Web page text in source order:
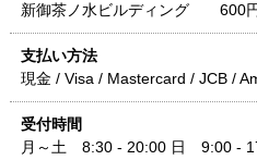
新御茶ノ水ビルディング 600
支払い方法
現金 / Visa / Mastercard / JCB /
受付時間
月～土 8:30 - 20:00 日 9:00 -